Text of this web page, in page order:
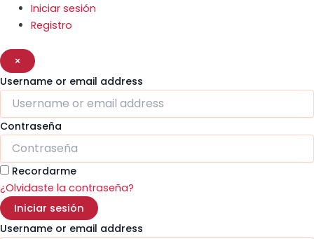
Iniciar sesión
Registro
×
Username or email address
Contraseña
Recordarme
¿Olvidaste la contraseña?
Iniciar sesión
Username or email address